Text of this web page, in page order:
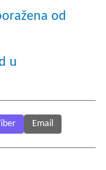
od
u
Email